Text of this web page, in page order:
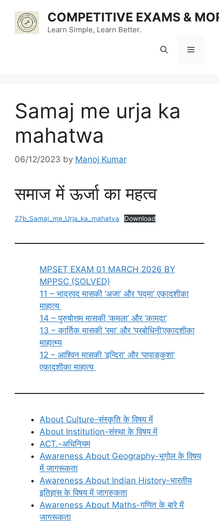
content
COMPETITIVE EXAMS &
Learn Simple, Learn Better.
Menu
Samaj me urja ka
mahatwa
06/12/2023 by Manoj Kumar
समाज में ऊर्जा का महत्व
27b_Samaj_me_Urja_ka_mahatva Download
MPSET EXAM 01 MARCH 2026 BY
MPPSC (SOLVED)
11 – भाद्रपद मासकी ‘अजा’ और ‘पद्मा’ एकादशीका
माहात्य
14 – पुरुषोत्तम मासकी ‘कमला’ और ‘कामदा’
13 – कार्तिक मासकी ‘रमा’ और ‘प्रबोधिनी’एकादशीका
माहात्म्य
12 – आश्विन मासकी ‘इन्दिरा’ और ‘पापाङ्कुशा’
एकादशीका माहात्य
About Culture-संस्कृति के विषय में
About Institution-संस्था के विषय में
ACT.-अधिनियम
Awareness About Geography-भूगोल के विषय
में जागरूकता
Awareness About Indian History-भारतीय
इतिहास के विषय में जागरुकता
Awareness About Maths-गणित के बारे में
जागरूकता